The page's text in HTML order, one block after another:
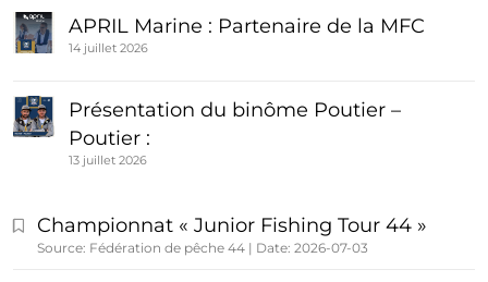
APRIL Marine : Partenaire de la MFC
14 juillet 2026
Présentation du binôme Poutier –
Poutier :
13 juillet 2026
Championnat « Junior Fishing Tour 44 »
Source: Fédération de pêche 44 Date: 2026-07-03